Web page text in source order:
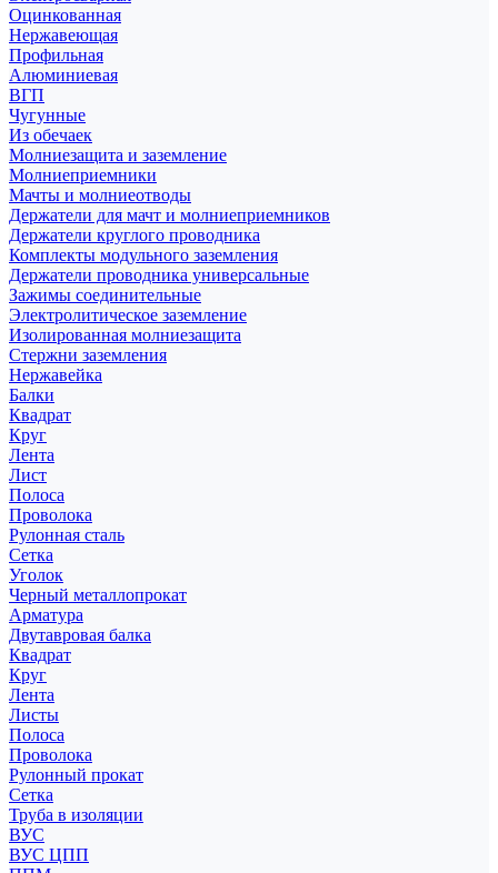
Оцинкованная
Нержавеющая
Профильная
Алюминиевая
ВГП
Чугунные
Из обечаек
Молниезащита и заземление
Молниеприемники
Мачты и молниеотводы
Держатели для мачт и молниеприемников
Держатели круглого проводника
Комплекты модульного заземления
Держатели проводника универсальные
Зажимы соединительные
Электролитическое заземление
Изолированная молниезащита
Стержни заземления
Нержавейка
Балки
Квадрат
Круг
Лента
Лист
Полоса
Проволока
Рулонная сталь
Сетка
Уголок
Черный металлопрокат
Арматура
Двутавровая балка
Квадрат
Круг
Лента
Листы
Полоса
Проволока
Рулонный прокат
Сетка
Труба в изоляции
ВУС
ВУС ЦПП